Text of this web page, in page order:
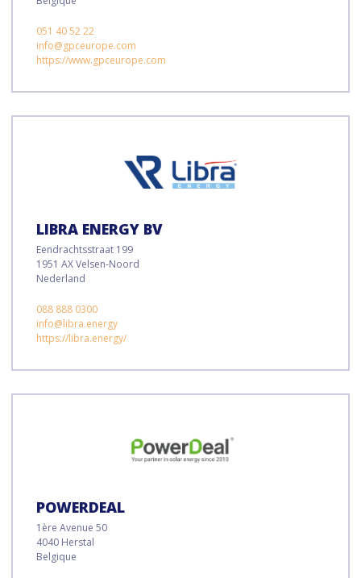
051 40 52 22
info@gpceurope.com
https://www.gpceurope.com
LIBRA ENERGY BV
Eendrachtsstraat 199
1951 AX Velsen-Noord
Nederland
088 888 0300
info@libra.energy
https://libra.energy/
POWERDEAL
1ère Avenue 50
4040 Herstal
Belgique